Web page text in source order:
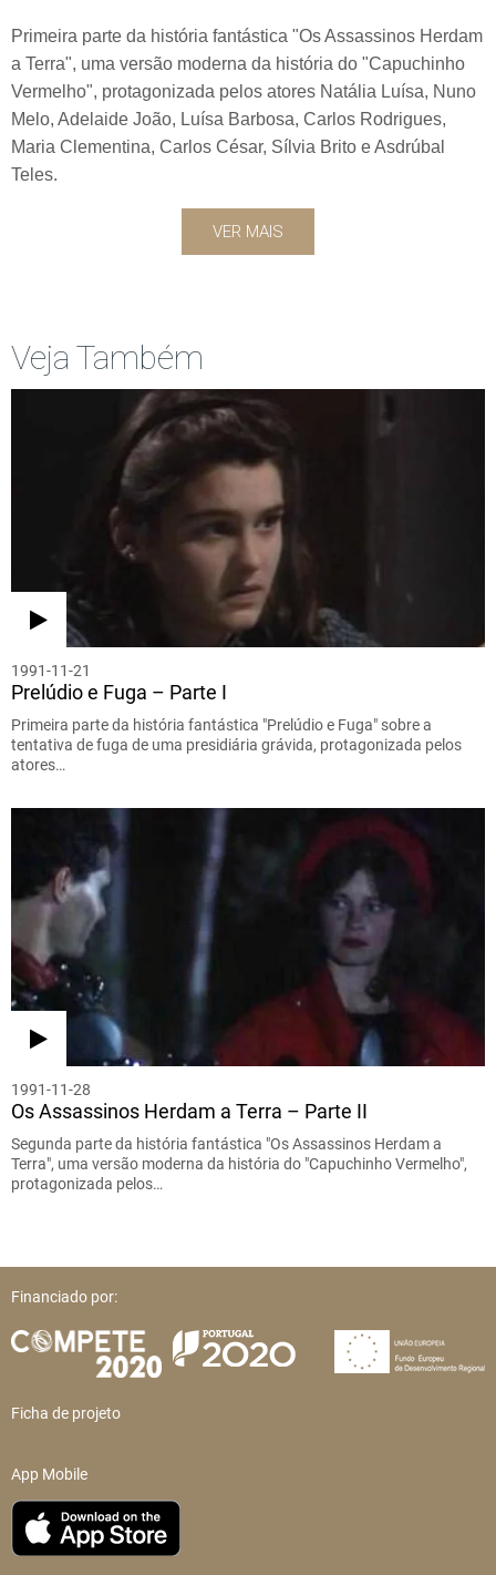
Primeira parte da história fantástica "Os Assassinos Herdam
a Terra", uma versão moderna da história do "Capuchinho
Vermelho", protagonizada pelos atores Natália Luísa, Nuno
Melo, Adelaide João, Luísa Barbosa, Carlos Rodrigues,
Maria Clementina, Carlos César, Sílvia Brito e Asdrúbal
Teles.
VER MAIS
Veja Também
1991-11-21
Prelúdio e Fuga – Parte I
Primeira parte da história fantástica "Prelúdio e Fuga" sobre a
tentativa de fuga de uma presidiária grávida, protagonizada pelos
atores…
1991-11-28
Os Assassinos Herdam a Terra – Parte II
Segunda parte da história fantástica "Os Assassinos Herdam a
Terra", uma versão moderna da história do "Capuchinho Vermelho",
protagonizada pelos…
Financiado por:
Ficha de projeto
App Mobile